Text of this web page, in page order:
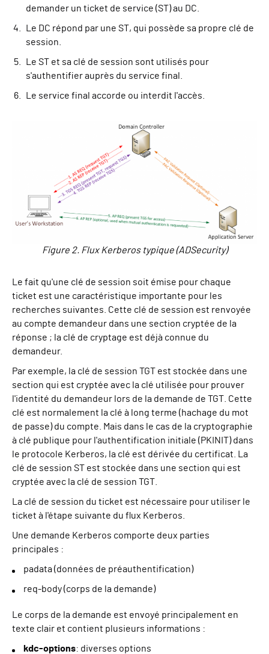
demander un ticket de service (ST) au DC.
Le DC répond par une ST, qui possède sa propre clé de
session.
Le ST et sa clé de session sont utilisés pour
s'authentifier auprès du service final.
Le service final accorde ou interdit l'accès.
Figure 2. Flux Kerberos typique (ADSecurity)
Le fait qu'une clé de session soit émise pour chaque
ticket est une caractéristique importante pour les
recherches suivantes. Cette clé de session est renvoyée
au compte demandeur dans une section cryptée de la
réponse ; la clé de cryptage est déjà connue du
demandeur.
Par exemple, la clé de session TGT est stockée dans une
section qui est cryptée avec la clé utilisée pour prouver
l'identité du demandeur lors de la demande de TGT. Cette
clé est normalement la clé à long terme (hachage du mot
de passe) du compte. Mais dans le cas de la cryptographie
à clé publique pour l'authentification initiale (PKINIT) dans
le protocole Kerberos, la clé est dérivée du certificat. La
clé de session ST est stockée dans une section qui est
cryptée avec la clé de session TGT.
La clé de session du ticket est nécessaire pour utiliser le
ticket à l'étape suivante du flux Kerberos.
Une demande Kerberos comporte deux parties
principales :
padata (données de préauthentification)
req-body (corps de la demande)
Le corps de la demande est envoyé principalement en
texte clair et contient plusieurs informations :
kdc-options: diverses options